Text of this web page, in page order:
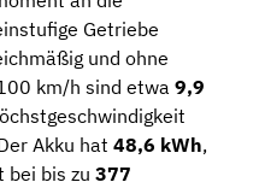
Getriebe
und ohne
km/h sind etwa 9,9
Akku hat 48,6 kWh,
bei bis zu 377